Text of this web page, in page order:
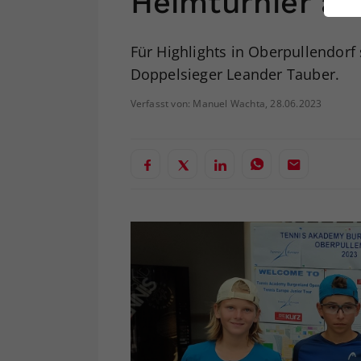
Für Highlights in
Doppelsieger Leander Tauber.
Verfasst von: Manuel Wachta, 28.06.2023